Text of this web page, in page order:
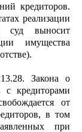
кредиторов.
реализации
суд выносит
имущества
Закона о
с кредиторами
от
в том
при